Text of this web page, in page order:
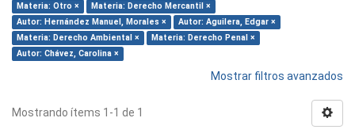
Materia: Otro ×
Materia: Derecho Mercantil ×
Autor: Hernández Manuel, Morales ×
Autor: Aguilera, Edgar ×
Materia: Derecho Ambiental ×
Materia: Derecho Penal ×
Autor: Chávez, Carolina ×
Mostrar filtros avanzados
Mostrando ítems 1-1 de 1